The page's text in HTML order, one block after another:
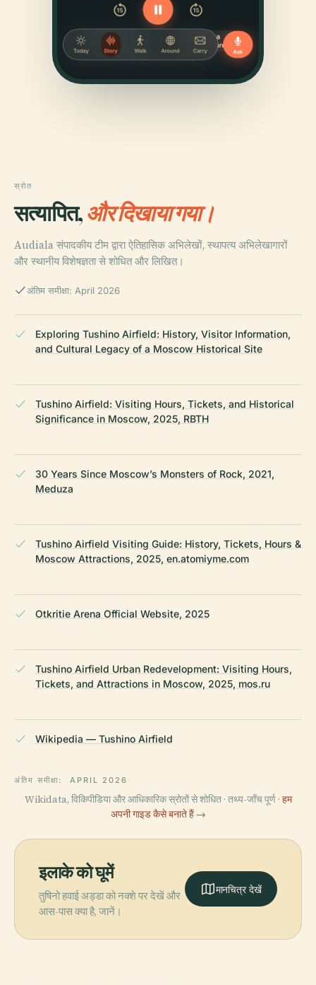
स्रोत
सत्यापित,और दिखाया गया।
Audiala संपादकीय टीम द्वारा ऐतिहासिक अभिलेखों, स्थापत्य अभिलेखागारों
और स्थानीय विशेषज्ञता से शोधित और लिखित।
अंतिम समीक्षा: April 2026
Exploring Tushino Airfield: History, Visitor Information,
and Cultural Legacy of a Moscow Historical Site
Tushino Airfield: Visiting Hours, Tickets, and Historical
Significance in Moscow, 2025, RBTH
30 Years Since Moscow’s Monsters of Rock, 2021,
Meduza
Tushino Airfield Visiting Guide: History, Tickets, Hours &
Moscow Attractions, 2025, en.atomiyme.com
Otkritie Arena Official Website, 2025
Tushino Airfield Urban Redevelopment: Visiting Hours,
Tickets, and Attractions in Moscow, 2025, mos.ru
Wikipedia — Tushino Airfield
अंतिम समीक्षा: APRIL 2026
Wikidata, विकिपीडिया और आधिकारिक स्रोतों से शोधित · तथ्य-जाँच पूर्ण · हम
अपनी गाइड कैसे बनाते हैं →
इलाके को घूमें
तुषिनो हवाई अड्डा को नक्शे पर देखें और
आस-पास क्या है, जानें।
मानचित्र देखें